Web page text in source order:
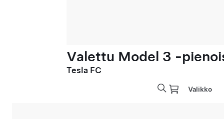
Valettu Model 3 -
Tesla FC
Valikko